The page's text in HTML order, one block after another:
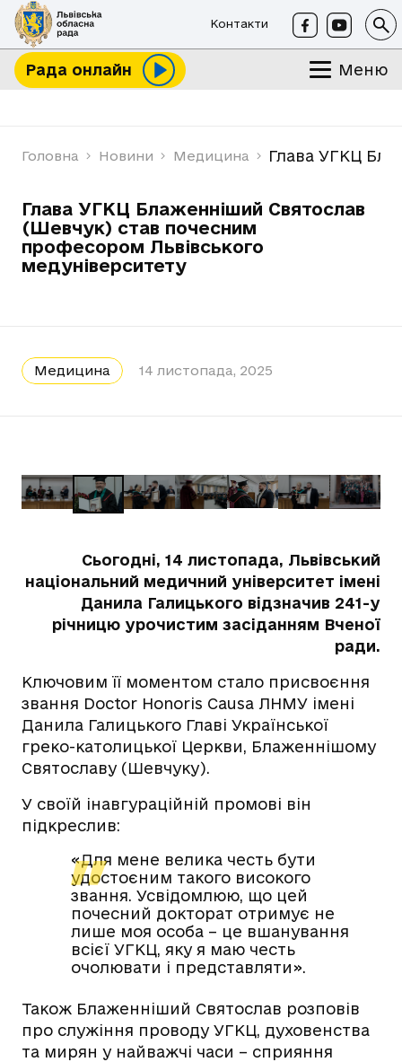
Контакти
Рада онлайн Меню
Головна Новини Медицина Глава УГКЦ
Глава УГКЦ Блаженніший Святослав
(Шевчук) став почесним
професором Львівського
медуніверситету
Медицина 14 листопада, 2025
Сьогодні, 14 листопада, Львівський
національний медичний університет імені
Данила Галицького відзначив 241-у
річницю урочистим засіданням Вченої
ради.
Ключовим її моментом стало присвоєння
звання Doctor Honoris Causa ЛНМУ імені
Данила Галицького Главі Української
греко-католицької Церкви, Блаженнішому
Святославу (Шевчуку).
У своїй інавгураційній промові він
підкреслив:
«Для мене велика честь бути
удостоєним такого високого
звання. Усвідомлюю, що цей
почесний докторат отримує не
лише моя особа – це вшанування
всієї УГКЦ, яку я маю честь
очолювати і представляти».
Також Блаженніший Святослав розповів
про служіння проводу УГКЦ, духовенства
та мирян у найважчі часи – сприяння